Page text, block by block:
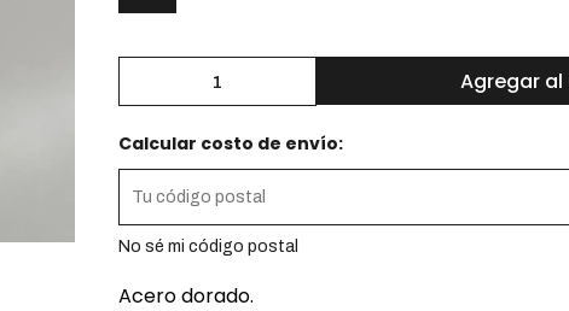
Agregar
Calcular costo de envío:
No sé mi código postal
Acero dorado.